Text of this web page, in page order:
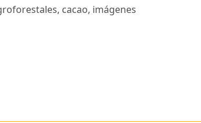
cacao, imágenes